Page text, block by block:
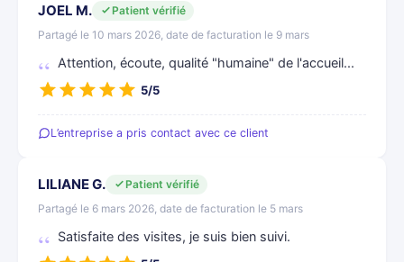
JOEL M.
Patient vérifié
Partagé le 10 mars 2026, date de facturation le 9 mars
Attention, écoute, qualité "humaine" de l'accueil...
5/5
L’entreprise a pris contact avec ce client
LILIANE G.
Patient vérifié
Partagé le 6 mars 2026, date de facturation le 5 mars
Satisfaite des visites, je suis bien suivi.